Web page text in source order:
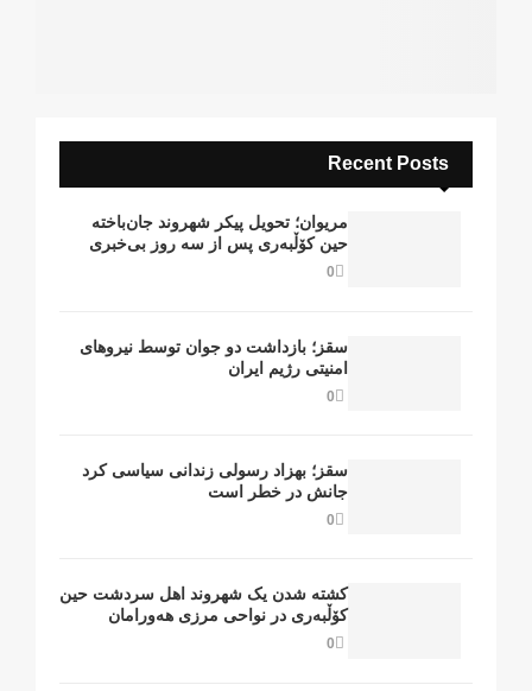
Recent Posts
مریوان؛ تحویل پیکر شهروند جان‌باخته
حین کۆڵبەری پس از سە روز بی‌خبری
0
سقز؛ بازداشت دو جوان توسط نیروهای
امنیتی رژیم ایران
0
سقز؛ بهزاد رسولی زندانی سیاسی کرد
جانش در خطر است
0
کشتە شدن یک شهروند اهل سردشت حین
کۆڵبەری در نواحی مرزی هەورامان
0